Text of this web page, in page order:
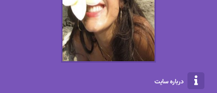
درباره سایت